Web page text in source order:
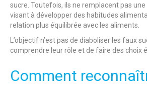
sucre. Toutefois, ils ne remplacent pas
visant à développer des habitudes
relation plus équilibrée avec les aliments.
L’objectif n’est pas de diaboliser les faux
comprendre leur rôle et de faire des choix
Comment